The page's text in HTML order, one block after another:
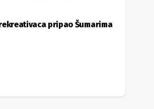
pripao Šumarima